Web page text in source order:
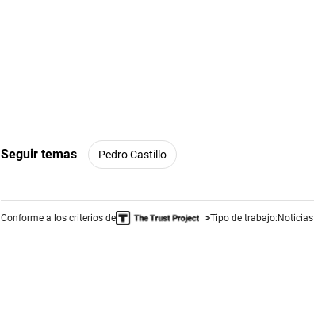
Seguir temas Pedro Castillo
Conforme a los criterios de Tipo de trabajo:Noticias